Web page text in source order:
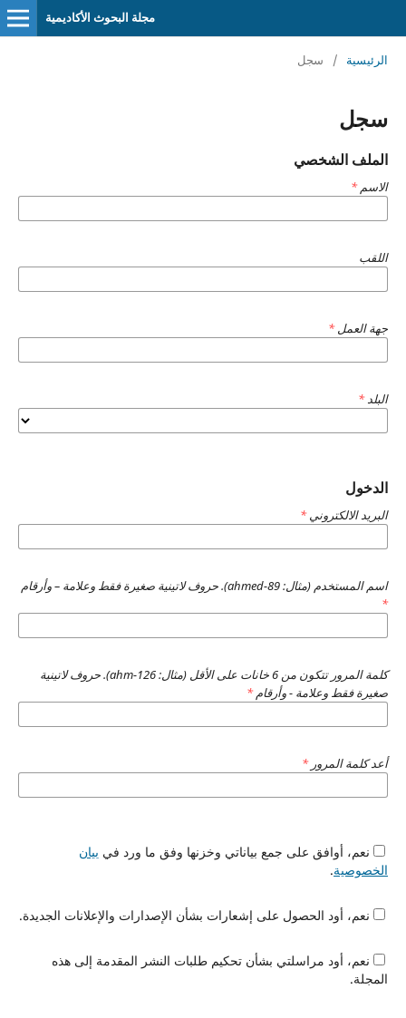
مجلة البحوث الأكاديمية
الرئيسية / سجل
سجل
الملف الشخصي
الاسم*
اللقب
جهة العمل*
البلد*
الدخول
البريد الالكتروني*
اسم المستخدم (مثال: ahmed-89). حروف لاتينية صغيرة فقط وعلامة – وأرقام
*
كلمة المرور تتكون من 6 خانات على الأقل (مثال: ahm-126). حروف لاتينية
صغيرة فقط وعلامة - وأرقام*
أعد كلمة المرور*
بيان
الخصوصية.
نعم، أود مراسلتي بشأن تحكيم طلبات النشر المقدمة إلى هذه
المجلة.